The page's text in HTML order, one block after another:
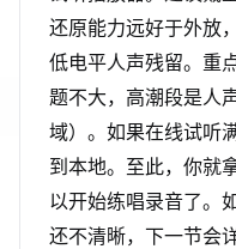
还原能力远好于外放
低电平人声残留。重
题不大，高潮段是人
域）。如果在线试听
到本地。至此，你就
以开始练唱录音了。
还不清晰，下一节会